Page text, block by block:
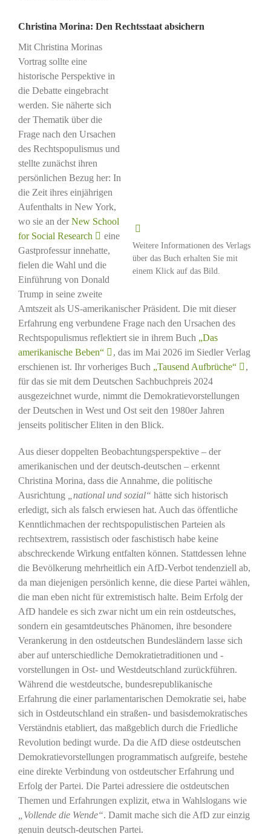
Christina Morina: Den Rechtsstaat absichern
Weitere Informationen des Verlags
über das Buch erhalten Sie mit
einem Klick auf das Bild.
Mit Christina Morinas
Vortrag sollte eine
historische Perspektive in
die Debatte eingebracht
werden. Sie näherte sich
der Thematik über die
Frage nach den Ursachen
des Rechtspopulismus und
stellte zunächst ihren
persönlichen Bezug her: In
die Zeit ihres einjährigen
Aufenthalts in New York,
wo sie an derNew School
for Social Research
eine
Gastprofessur innehatte,
fielen die Wahl und die
Einführung von Donald
Trump in seine zweite
Amtszeit als US-amerikanischer Präsident. Die mit dieser
Erfahrung eng verbundene Frage nach den Ursachen des
Rechtspopulismus reflektiert sie in ihrem Buch „Das
amerikanische Beben“
, das im Mai 2026 im Siedler Verlag
erschienen ist. Ihr vorheriges Buch „Tausend Aufbrüche“
,
für das sie mit dem Deutschen Sachbuchpreis 2024
ausgezeichnet wurde, nimmt die Demokratievorstellungen
der Deutschen in West und Ost seit den 1980er Jahren
jenseits politischer Eliten in den Blick.
Aus dieser doppelten Beobachtungsperspektive – der
amerikanischen und der deutsch-deutschen – erkennt
Christina Morina, dass die Annahme, die politische
Ausrichtung
„national und sozial“ hätte sich historisch
erledigt, sich als falsch erwiesen hat. Auch das öffentliche
Kenntlichmachen der rechtspopulistischen Parteien als
rechtsextrem, rassistisch oder faschistisch habe keine
abschreckende Wirkung entfalten können. Stattdessen lehne
die Bevölkerung mehrheitlich ein AfD-Verbot tendenziell ab,
da man diejenigen persönlich kenne, die diese Partei wählen,
die man eben nicht für extremistisch halte. Beim Erfolg der
AfD handele es sich zwar nicht um ein rein ostdeutsches,
sondern ein gesamtdeutsches Phänomen, ihre besondere
Verankerung in den ostdeutschen Bundesländern lasse sich
aber auf unterschiedliche Demokratietraditionen und -
vorstellungen in Ost- und Westdeutschland zurückführen.
Während die westdeutsche, bundesrepublikanische
Erfahrung die einer parlamentarischen Demokratie sei, habe
sich in Ostdeutschland ein straßen- und basisdemokratisches
Verständnis etabliert, das maßgeblich durch die Friedliche
Revolution bedingt wurde. Da die AfD diese ostdeutschen
Demokratievorstellungen programmatisch aufgreife, bestehe
eine direkte Verbindung von ostdeutscher Erfahrung und
Erfolg der Partei. Die Partei adressiere die ostdeutschen
Themen und Erfahrungen explizit, etwa in Wahlslogans wie
„Vollende die Wende“. Damit mache sich die AfD zur einzig
genuin deutsch-deutschen Partei.